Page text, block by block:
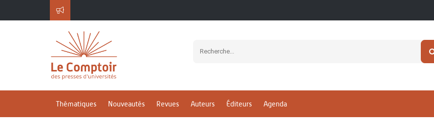
Thématiques Nouveautés Revues Auteurs Éditeurs Agenda